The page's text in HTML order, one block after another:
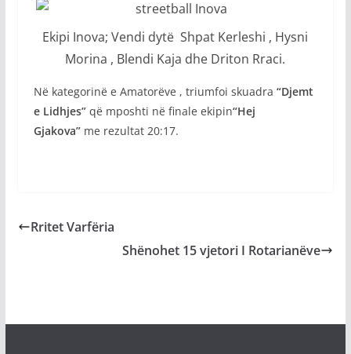
Ekipi Inova; Vendi dytë Shpat Kerleshi , Hysni
Morina , Blendi Kaja dhe Driton Rraci.
Në kategorinë e Amatorëve , triumfoi skuadra “Djemt
e Lidhjes” që mposhti në finale ekipin“Hej
Gjakova”me rezultat 20:17.
Rritet Varfëria
Shënohet 15 vjetori I Rotarianëve